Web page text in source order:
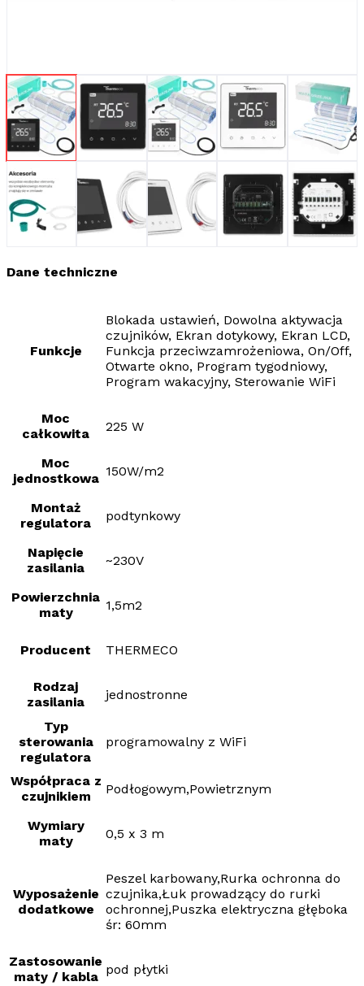
Dane techniczne
Funkcje
Blokada ustawień, Dowolna aktywacja
czujników, Ekran dotykowy, Ekran LCD,
Funkcja przeciwzamrożeniowa, On/Off,
Otwarte okno, Program tygodniowy,
Program wakacyjny, Sterowanie WiFi
Moc
całkowita
225 W
Moc
jednostkowa 150W/m2
Montaż
regulatora
podtynkowy
Napięcie
zasilania
~230V
Powierzchnia
maty
1,5m2
Producent THERMECO
Rodzaj
zasilania
jednostronne
Typ
sterowania
regulatora
programowalny z WiFi
Współpraca z
czujnikiem
Podłogowym,Powietrznym
Wymiary
maty
0,5 x 3 m
Wyposażenie
dodatkowe
Peszel karbowany,Rurka ochronna do
czujnika,Łuk prowadzący do rurki
ochronnej,Puszka elektryczna głęboka
śr: 60mm
Zastosowanie
maty / kabla pod płytki